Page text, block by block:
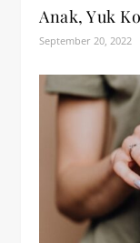
Anak, Yuk
September 20, 2022